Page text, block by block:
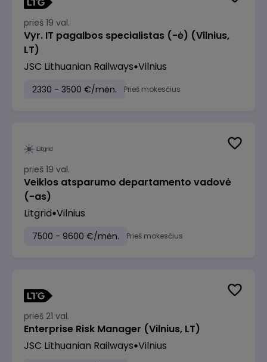
prieš 19 val.
Vyr. IT pagalbos specialistas (-ė) (Vilnius,
LT)
JSC Lithuanian Railways Vilnius
2330 - 3500 €/mėn. Prieš mokesčius
prieš 19 val.
Veiklos atsparumo departamento vadovė
(-as)
Litgrid Vilnius
7500 - 9600 €/mėn. Prieš mokesčius
prieš 21 val.
Enterprise Risk Manager (Vilnius, LT)
JSC Lithuanian Railways Vilnius